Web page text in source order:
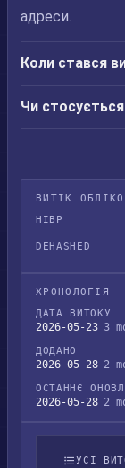
адреси.
Коли стався
Чи
ВИТІК
HIBP
DEHASHED
ХРОНОЛОГІЯ
ДАТА ВИТОКУ
2026-05-23 3
ДОДАНО
2026-05-28 2
ОСТАННЄ
2026-05-28 2
УСІ